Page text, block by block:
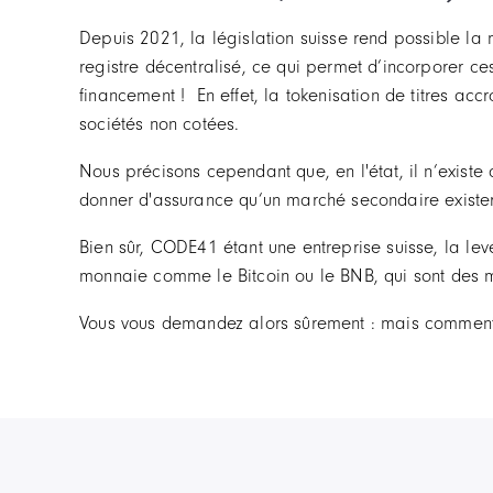
Depuis 2021, la législation suisse rend possible la
registre décentralisé, ce qui permet d’incorporer
financement ! En effet, la tokenisation de titres
sociétés non cotées.
Nous précisons cependant que, en l'état, il
donner d'assurance qu’un marché secondaire
Bien sûr, CODE41 étant une entreprise suisse, la
monnaie comme le Bitcoin ou le BNB, qui sont
Vous vous demandez alors sûrement : mais